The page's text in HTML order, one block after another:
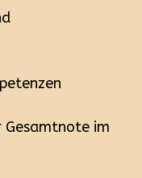
Gesamtnote im